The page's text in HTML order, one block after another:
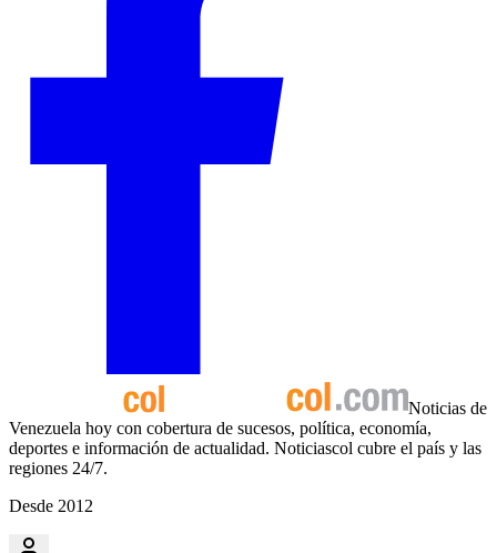
Noticias de
Venezuela hoy con cobertura de sucesos, política, economía,
deportes e información de actualidad. Noticiascol cubre el país y las
regiones 24/7.
Desde 2012